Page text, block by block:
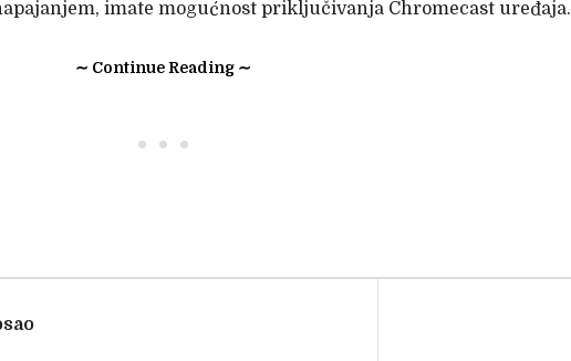
imate mogućnost priključivanja Chromecast uređaja.
∼ Continue Reading ∼
• • •